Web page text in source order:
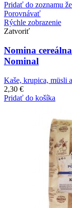
Pridať do zoznamu
Porovnávať
Rýchle zobrazenie
Zatvoriť
Nomina
Nominal
Kaše, krupica, müsli
2,30 €
Pridať do košíka